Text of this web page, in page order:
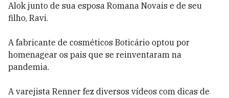
Alok junto de sua esposa Romana Novais e de seu
filho, Ravi.
A fabricante de cosméticos Boticário optou por
homenagear os pais que se reinventaram na
pandemia.
A varejista Renner fez diversos vídeos com dicas de